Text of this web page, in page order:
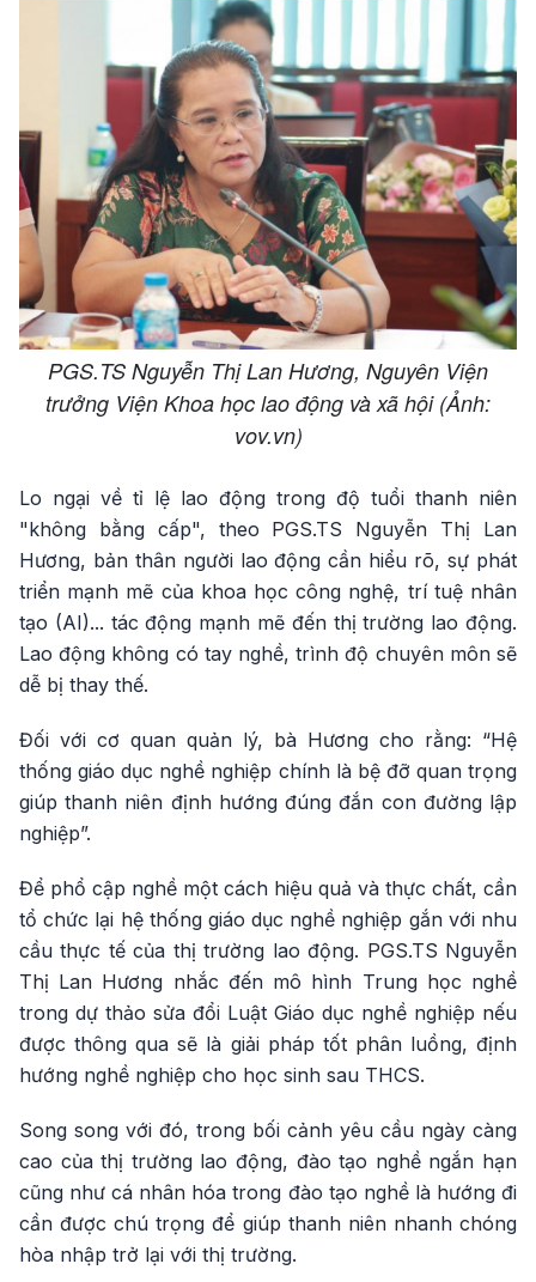
PGS.TS Nguyễn Thị Lan Hương, Nguyên Viện
trưởng Viện Khoa học lao động và xã hội (Ảnh:
vov.vn)
Lo ngại về tỉ lệ lao động trong độ tuổi thanh niên
"không bằng cấp", theo PGS.TS Nguyễn Thị Lan
Hương, bản thân người lao động cần hiểu rõ, sự phát
triển mạnh mẽ của khoa học công nghệ, trí tuệ nhân
tạo (AI)... tác động mạnh mẽ đến thị trường lao động.
Lao động không có tay nghề, trình độ chuyên môn sẽ
dễ bị thay thế.
Đối với cơ quan quản lý, bà Hương cho rằng: “Hệ
thống giáo dục nghề nghiệp chính là bệ đỡ quan trọng
giúp thanh niên định hướng đúng đắn con đường lập
nghiệp”.
Để phổ cập nghề một cách hiệu quả và thực chất, cần
tổ chức lại hệ thống giáo dục nghề nghiệp gắn với nhu
cầu thực tế của thị trường lao động. PGS.TS Nguyễn
Thị Lan Hương nhắc đến mô hình Trung học nghề
trong dự thảo sửa đổi Luật Giáo dục nghề nghiệp nếu
được thông qua sẽ là giải pháp tốt phân luồng, định
hướng nghề nghiệp cho học sinh sau THCS.
Song song với đó, trong bối cảnh yêu cầu ngày càng
cao của thị trường lao động, đào tạo nghề ngắn hạn
cũng như cá nhân hóa trong đào tạo nghề là hướng đi
cần được chú trọng để giúp thanh niên nhanh chóng
hòa nhập trở lại với thị trường.